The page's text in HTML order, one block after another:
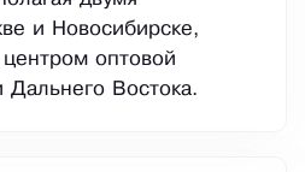
и Новосибирске,
оптовой
Дальнего Востока.